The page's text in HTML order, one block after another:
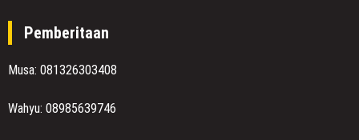
Pemberitaan
Musa: 081326303408
Wahyu: 08985639746